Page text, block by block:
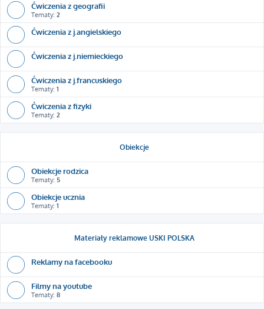
Ćwiczenia z geografii
Tematy: 2
Ćwiczenia z j.angielskiego
Ćwiczenia z j.niemieckiego
Ćwiczenia z j.francuskiego
Tematy: 1
Ćwiczenia z fizyki
Tematy: 2
Obiekcje
Obiekcje rodzica
Tematy: 5
Obiekcje ucznia
Tematy: 1
Materiały reklamowe USKI POLSKA
Reklamy na facebooku
Filmy na youtube
Tematy: 8